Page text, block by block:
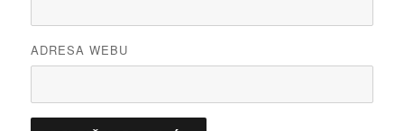
ADRESA WEBU